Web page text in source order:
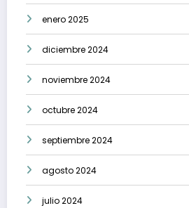
enero 2025
diciembre 2024
noviembre 2024
octubre 2024
septiembre 2024
agosto 2024
julio 2024